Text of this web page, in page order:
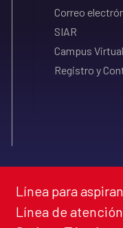
Correo
SIAR
Campus Virtual
Registro y
Línea para
Línea de atención